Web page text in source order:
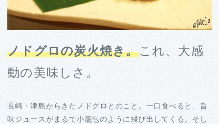
ノドグロの炭火焼き。これ、大感
動の美味しさ。
長崎・津島からきたノドグロとのこと。一口食べると、旨
味ジュースがまるで小籠包のように飛び出してくる。そし